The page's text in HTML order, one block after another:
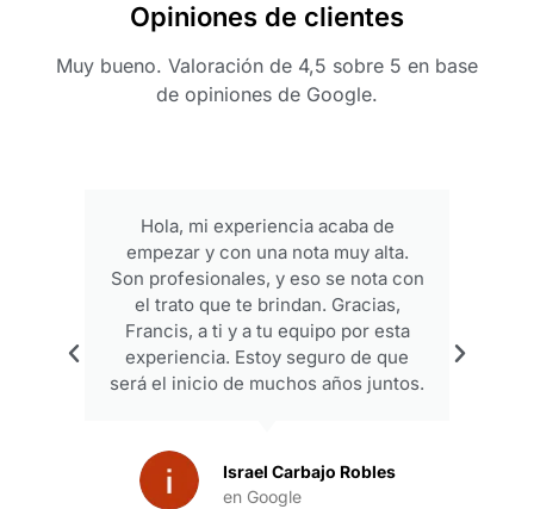
Opiniones de clientes
Muy bueno. Valoración de 4,5 sobre 5 en base
de opiniones de Google.
Hola, mi experiencia acaba de
empezar y con una nota muy alta.
Son profesionales, y eso se nota con
el trato que te brindan. Gracias,
Francis, a ti y a tu equipo por esta
experiencia. Estoy seguro de que
será el inicio de muchos años juntos.
Israel Carbajo Robles
en Google